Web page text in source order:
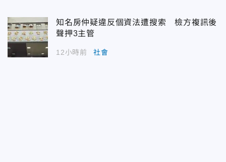
知名房仲疑違反個資法遭搜索 檢方複訊後
聲押3主管
12小時前 社會